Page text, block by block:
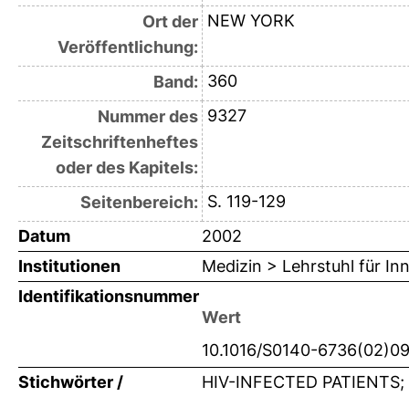
Ort der
Veröffentlichung:
NEW YORK
Band: 360
Nummer des
Zeitschriftenheftes
oder des Kapitels:
9327
Seitenbereich: S. 119-129
Datum
2002
Institutionen
Medizin > Lehrstuhl für
Identifikationsnummer
Wert
10.1016/S0140-
Stichwörter /
HIV-INFECTED